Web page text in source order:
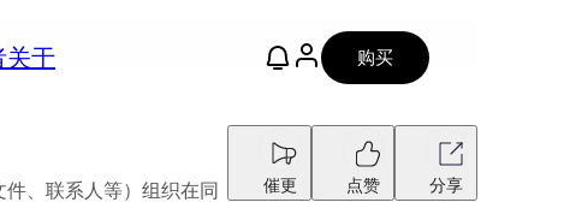
关于 购买
、联系人等）组织在同 催更 点赞 分享